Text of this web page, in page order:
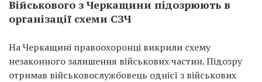
Військового з Черкащини підозрюють в
організації схеми СЗЧ
На Черкащині правоохоронці викрили схему
незаконного залишення військових частин. Підозру
отримав військовослужбовець однієї з військових